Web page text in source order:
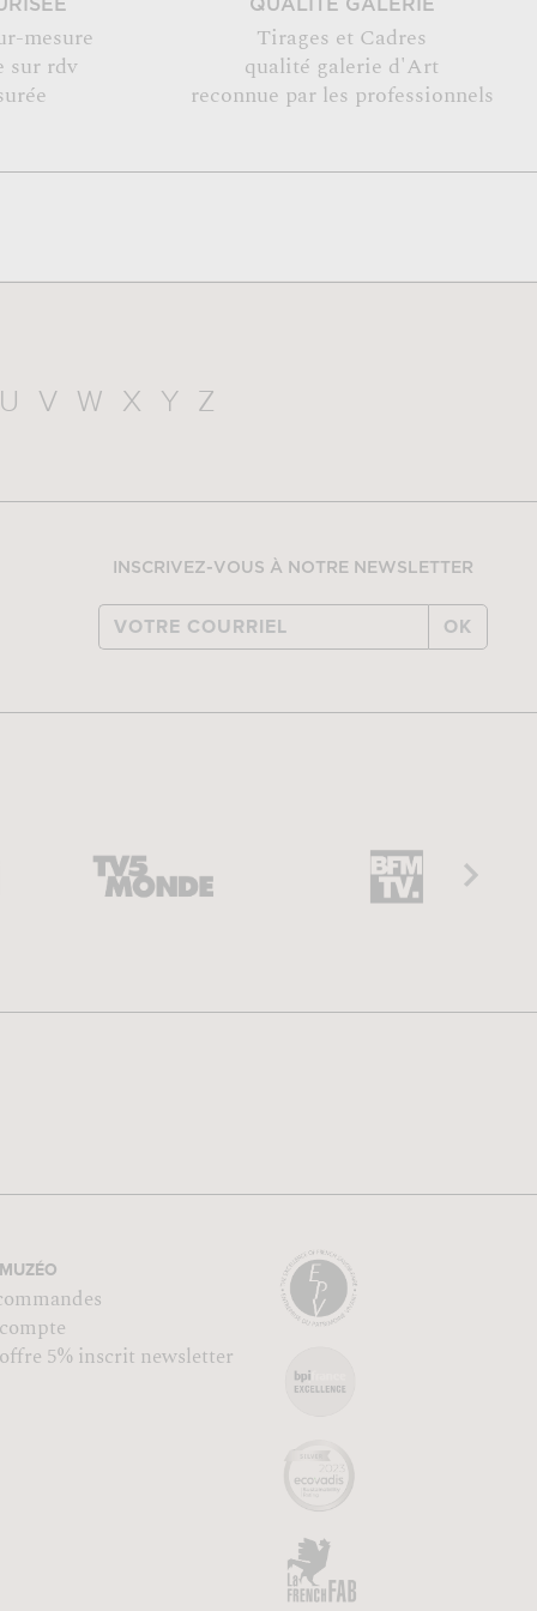
mesure
sur rdv
QUALITÉ GALERIE
Tirages et Cadres
qualité galerie d'Art
reconnue par les professionnels
U V W X Y Z
INSCRIVEZ-VOUS À NOTRE NEWSLETTER
OK
MUZÉO
5% inscrit newsletter